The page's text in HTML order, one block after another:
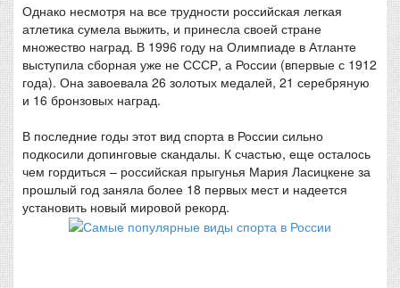
Однако несмотря на все трудности российская легкая
атлетика сумела выжить, и принесла своей стране
множество наград. В 1996 году на Олимпиаде в Атланте
выступила сборная уже не СССР, а России (впервые с 1912
года). Она завоевала 26 золотых медалей, 21 серебряную
и 16 бронзовых наград.
В последние годы этот вид спорта в России сильно
подкосили допинговые скандалы. К счастью, еще осталось
чем гордиться – российская прыгунья Мария Ласицкене за
прошлый год заняла более 18 первых мест и надеется
установить новый мировой рекорд.